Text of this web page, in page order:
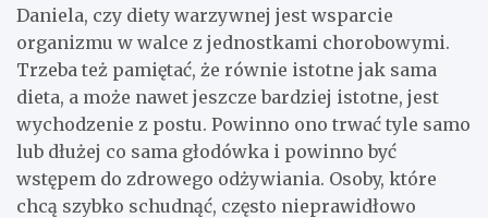
Daniela, czy diety warzywnej jest wsparcie
organizmu w walce z jednostkami chorobowymi.
Trzeba też pamiętać, że równie istotne jak sama
dieta, a może nawet jeszcze bardziej istotne, jest
wychodzenie z postu. Powinno ono trwać tyle samo
lub dłużej co sama głodówka i powinno być
wstępem do zdrowego odżywiania. Osoby, które
chcą szybko schudnąć, często nieprawidłowo